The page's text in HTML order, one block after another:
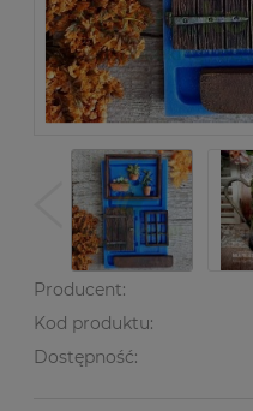
Producent:
Kod produktu:
Dostępność: